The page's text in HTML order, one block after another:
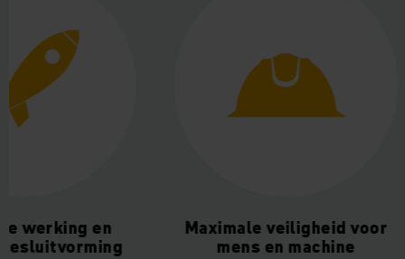
werking en
Maximale veiligheid voor
mens en machine